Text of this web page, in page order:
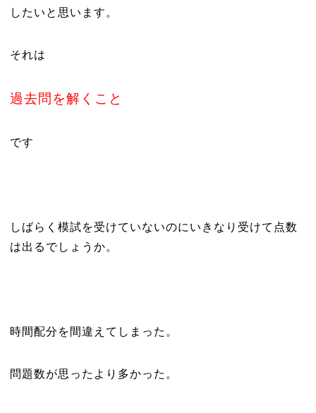
したいと思います。
それは
過去問を解くこと
です
しばらく模試を受けていないのにいきなり受けて点数
は出るでしょうか。
時間配分を間違えてしまった。
問題数が思ったより多かった。